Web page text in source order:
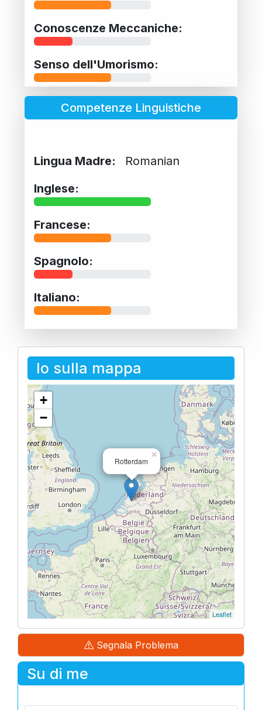
Conoscenze Meccaniche:
Senso dell'Umorismo:
Competenze Linguistiche
Lingua Madre:
Romanian
Inglese:
Francese:
Spagnolo:
Italiano:
Io sulla mappa
Rotterdam
×
+
−
Leaflet
Segnala Problema
Su di me